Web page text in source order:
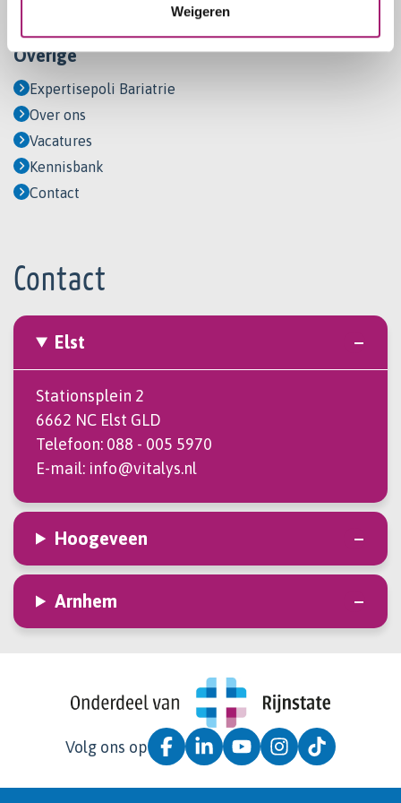
Weigeren
Afvallen met maagballon
Overige
Expertisepoli Bariatrie
Over ons
Vacatures
Kennisbank
Contact
Contact
Elst
Stationsplein 2
6662 NC Elst GLD
Telefoon: 088 - 005 5970
E-mail: info@vitalys.nl
Hoogeveen
Arnhem
Volg ons op